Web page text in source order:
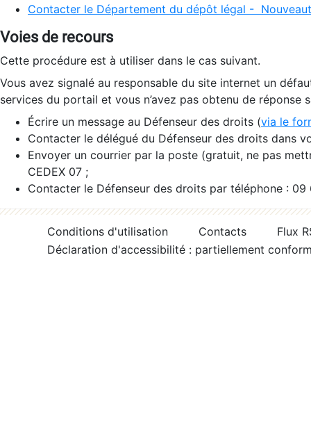
Contacter le Département du dépôt légal -
Voies de recours
Cette procédure est à utiliser dans le cas suivant.
Vous avez signalé au responsable du site internet un
services du portail et vous n’avez pas obtenu de réponse
Écrire un message au Défenseur des droits (via le
Contacter le délégué du Défenseur des droits dans
Envoyer un courrier par la poste (gratuit, ne pas
CEDEX 07 ;
Contacter le Défenseur des droits par téléphone :
Conditions d'utilisation Contacts
Flux
Déclaration d'accessibilité : partiellement